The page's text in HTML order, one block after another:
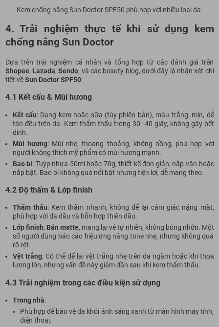
Kem chống nắng Sun Doctor SPF50 phù hợp với nhiều loại da
4. Trải nghiệm thực tế khi sử dụng kem
chống nắng Sun Doctor
Dựa trên trải nghiệm cá nhân và tổng hợp từ các đánh giá trên
Shopee, Lazada,Sendo, và các beauty blog, dưới đây là nhận xét chi
tiết vềSun Doctor SPF50:
4.1 Kết cấu & Mùi hương
Kết cấu: Dạng kem hoặc sữa (tùy phiên bản), màu trắng, mịn, dễ
tán đều trên da. Kem thẩm thấu trong 30–40 giây, không gây bết
dính.
Mùi hương: Mùi nhẹ, thoang thoảng, không nồng, phù hợp với
người không thích mỹ phẩm có mùi hương mạnh.
Bao bì: Tuýp nhựa 50ml hoặc 70g, thiết kế đơn giản, nắp vặn hoặc
nắp bật. Bao bì không quá nổi bật nhưng tiện lợi, dễ mang theo.
4.2 Độ thấm & Lớp finish
Thẩm thấu: Kem thấm nhanh, không để lại cảm giác nặng mặt,
phù hợp với da dầu và hỗn hợp thiên dầu.
Lớp finish: Bán matte, mang lại vẻ tự nhiên, không bóng nhờn. Một
số người dùng báo cáo hiệu ứng nâng tone nhẹ, nhưng không quá
rõ rệt.
Vệt trắng: Có thể để lại vệt trắng nhẹ trên da ngăm hoặc khi thoa
lượng lớn, nhưng vấn đề này giảm dần sau khi kem thẩm thấu.
4.3 Trải nghiệm trong các điều kiện sử dụng
Trong nhà:
Phù hợp để bảo vệ da khỏi ánh sáng xanh từ màn hình máy tính,
điện thoại.